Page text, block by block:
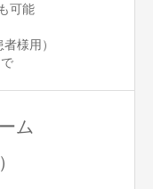
可能
様用）
ム